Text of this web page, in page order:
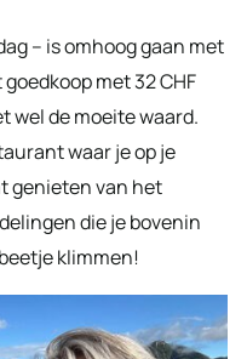
– is omhoog gaan met
met 32 CHF
wel de moeite waard.
waar je op je
genieten van het
die je bovenin
klimmen!